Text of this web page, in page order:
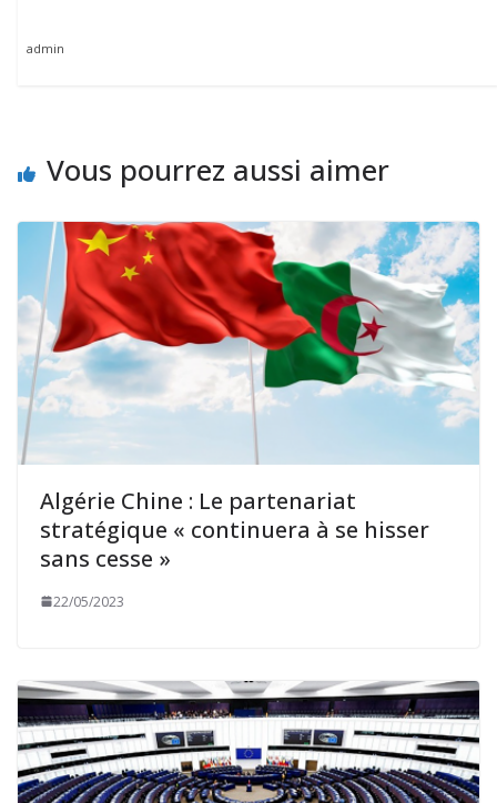
admin
Vous pourrez aussi aimer
Algérie Chine : Le partenariat
stratégique « continuera à se hisser
sans cesse »
22/05/2023